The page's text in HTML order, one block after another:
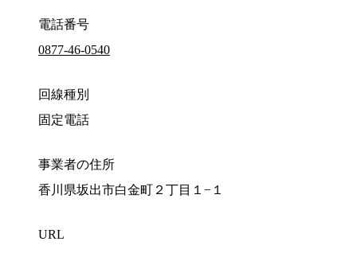
電話番号
0877-46-0540
回線種別
固定電話
事業者の住所
香川県坂出市白金町２丁目１−１
URL